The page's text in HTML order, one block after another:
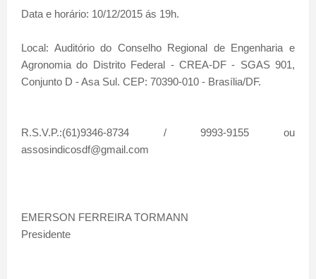
Data e horário: 10/12/2015 ás 19h.
Local: Auditório do Conselho Regional de Engenharia e
Agronomia do Distrito Federal - CREA-DF - SGAS 901,
Conjunto D - Asa Sul. CEP: 70390-010 - Brasília/DF.
R.S.V.P.:(61)9346-8734 / 9993-9155 ou
assosindicosdf@gmail.com
EMERSON FERREIRA TORMANN
Presidente